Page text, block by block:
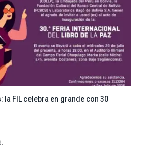
la FIL celebra en grande con 30